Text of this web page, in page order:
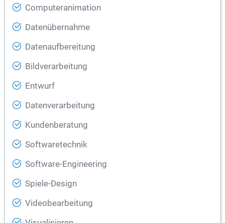
Computeranimation
Datenübernahme
Datenaufbereitung
Bildverarbeitung
Entwurf
Datenverarbeitung
Kundenberatung
Softwaretechnik
Software-Engineering
Spiele-Design
Videobearbeitung